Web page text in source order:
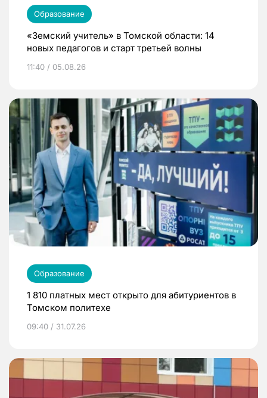
Образование
«Земский учитель» в Томской области: 14
новых педагогов и старт третьей волны
11:40 / 05.08.26
Образование
1 810 платных мест открыто для абитуриентов в
Томском политехе
09:40 / 31.07.26